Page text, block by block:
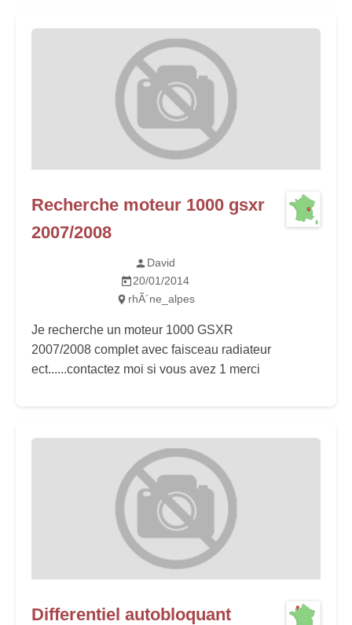
Recherche moteur 1000 gsxr
2007/2008
David
20/01/2014
rhÃ´ne_alpes
Je recherche un moteur 1000 GSXR
2007/2008 complet avec faisceau radiateur
ect......contactez moi si vous avez 1 merci
Differentiel autobloquant